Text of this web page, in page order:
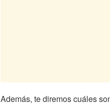
Además, te diremos cuáles